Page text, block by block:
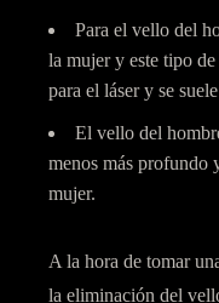
Para el vello del
la mujer y este tipo
para el láser y se
El vello del
menos más profundo
mujer.
A la hora de tomar
la eliminación del